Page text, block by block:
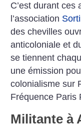
C’est durant ces
l’association
des chevilles
anticoloniale et
se tiennent
une émission
colonialisme sur
Fréquence Paris
Militante à